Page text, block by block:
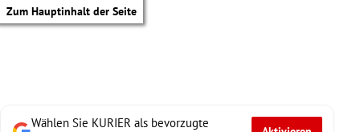
Zum Hauptinhalt der Seite
Wählen Sie KURIER als bevorzugte